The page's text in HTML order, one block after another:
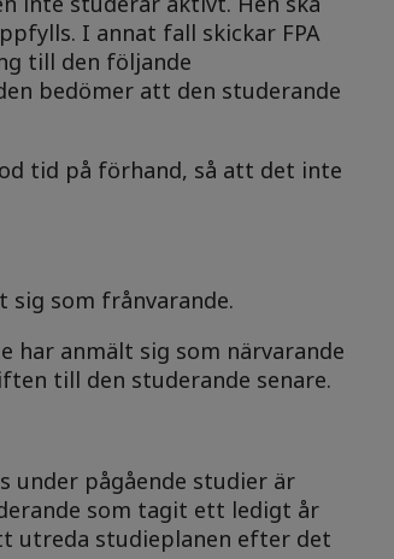
I annat fall skickar FPA
till den följande
bedömer att den studerande
tid på förhand, så att det inte
sig som frånvarande.
har anmält sig som närvarande
till den studerande senare.
under pågående studier är
som tagit ett ledigt år
utreda studieplanen efter det